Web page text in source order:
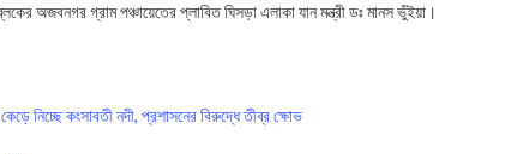
অজবনগর গ্রাম পঞ্চায়েতের প্লাবিত ঘিসড়া এলাকা যান মন্ত্রী ডঃ মানস ভুঁইয়া।
নিচ্ছে কংসাবতী নদী, প্রশাসনের বিরুদ্ধে তীব্র ক্ষোভ